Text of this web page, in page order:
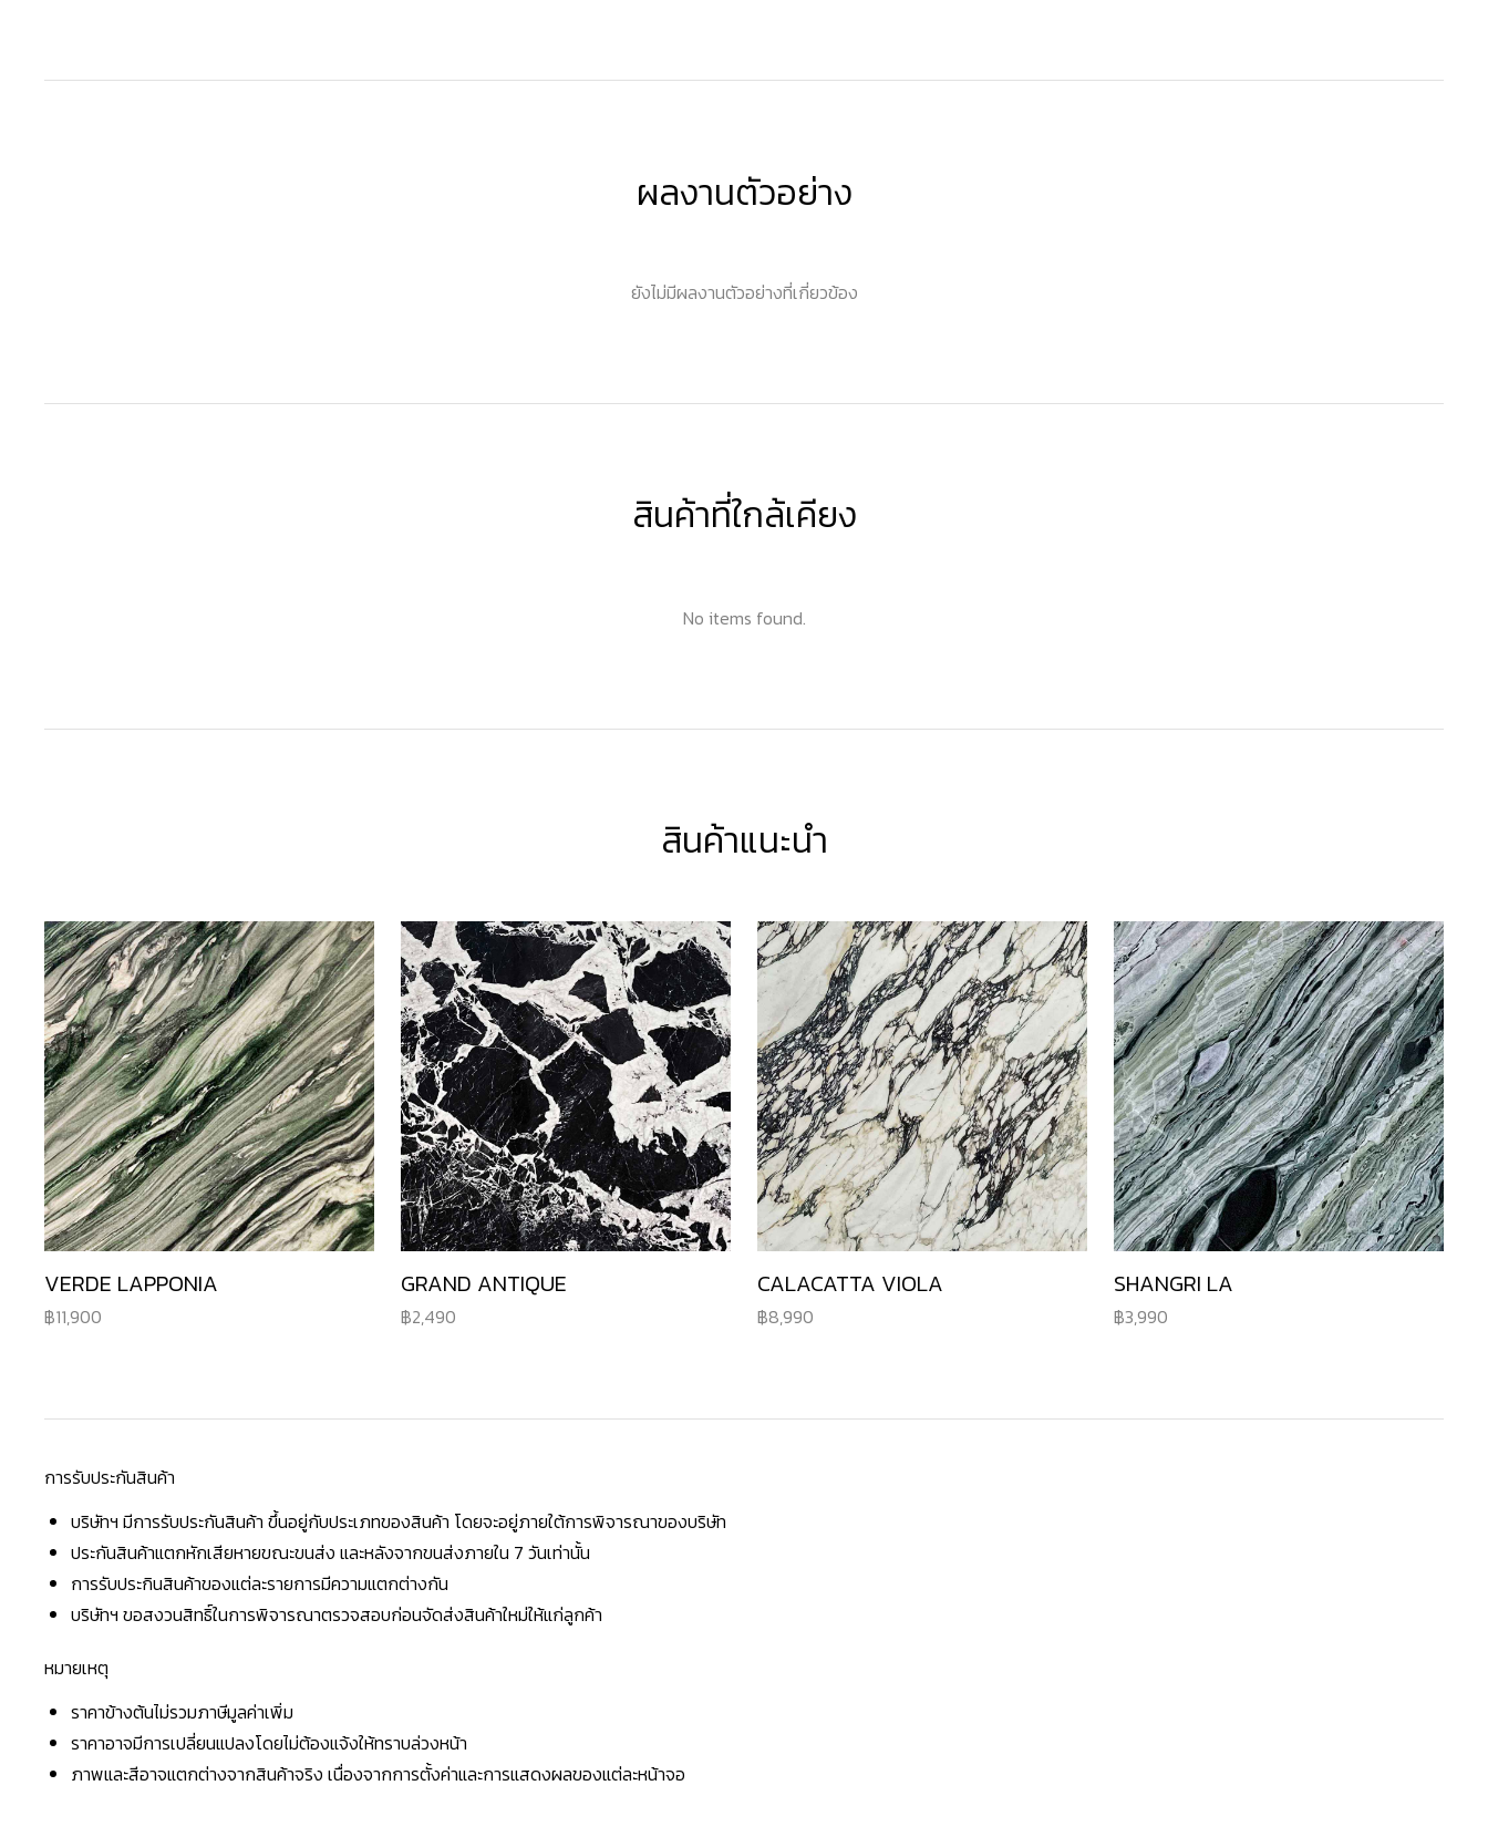
ผลงานตัวอย่าง
ยังไม่มีผลงานตัวอย่างที่เกี่ยวข้อง
สินค้าที่ใกล้เคียง
No items found.
สินค้าแนะนำ
VERDE LAPPONIA
11,900
GRAND ANTIQUE
2,490
CALACATTA VIOLA
8,990
SHANGRI LA
3,990
การรับประกันสินค้า
บริษัทฯ มีการรับประกันสินค้า ขึ้นอยู่กับประเภทของสินค้า โดยจะอยู่ภายใต้การพิจารณาของบริษัท
ประกันสินค้าแตกหักเสียหายขณะขนส่ง และหลังจากขนส่งภายใน 7 วันเท่านั้น
การรับประกินสินค้าของแต่ละรายการมีความแตกต่างกัน
บริษัทฯ ขอสงวนสิทธิ์ในการพิจารณาตรวจสอบก่อนจัดส่งสินค้าใหม่ให้แก่ลูกค้า
หมายเหตุ
ราคาข้างต้นไม่รวมภาษีมูลค่าเพิ่ม
ราคาอาจมีการเปลี่ยนแปลงโดยไม่ต้องแจ้งให้ทราบล่วงหน้า
ภาพและสีอาจแตกต่างจากสินค้าจริง เนื่องจากการตั้งค่าและการแสดงผลของแต่ละหน้าจอ